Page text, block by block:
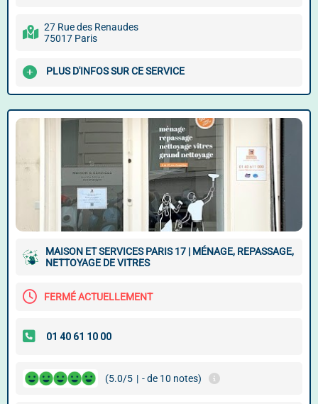
27 Rue des Renaudes
75017 Paris
PLUS D'INFOS SUR CE SERVICE
MAISON ET SERVICES PARIS 17 | MÉNAGE, REPASSAGE,
NETTOYAGE DE VITRES
FERMÉ ACTUELLEMENT
(5.0/5 | - de 10 notes)